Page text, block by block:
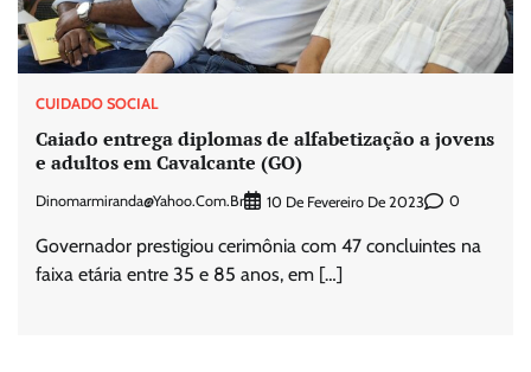
CUIDADO SOCIAL
Caiado entrega diplomas de alfabetização a jovens
e adultos em Cavalcante (GO)
Dinomarmiranda@yahoo.com.br 10 De Fevereiro De 2023 0
Governador prestigiou cerimônia com 47 concluintes na
faixa etária entre 35 e 85 anos, em […]